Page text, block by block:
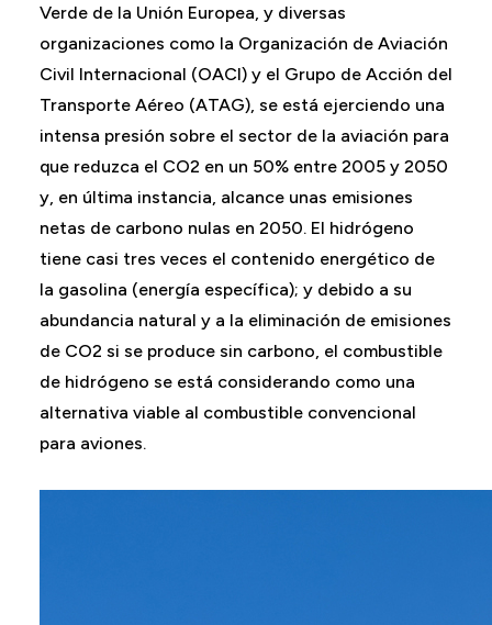
Verde de la Unión Europea, y diversas
organizaciones como la Organización de Aviación
Civil Internacional (OACI) y el Grupo de Acción del
Transporte Aéreo (ATAG), se está ejerciendo una
intensa presión sobre el sector de la aviación para
que reduzca el CO2 en un 50% entre 2005 y 2050
y, en última instancia, alcance unas emisiones
netas de carbono nulas en 2050. El hidrógeno
tiene casi tres veces el contenido energético de
la gasolina (energía específica); y debido a su
abundancia natural y a la eliminación de emisiones
de CO2 si se produce sin carbono, el combustible
de hidrógeno se está considerando como una
alternativa viable al combustible convencional
para aviones.